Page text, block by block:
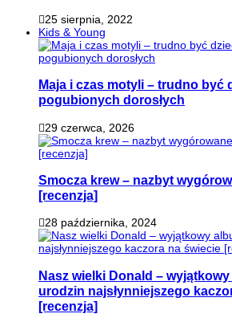
25 sierpnia, 2022
Kids & Young
Maja i czas motyli – trudno być
pogubionych dorosłych
29 czerwca, 2026
Smocza krew – nazbyt
[recenzja]
28 października, 2024
Nasz wielki Donald –
urodzin najsłynniejszego
[recenzja]